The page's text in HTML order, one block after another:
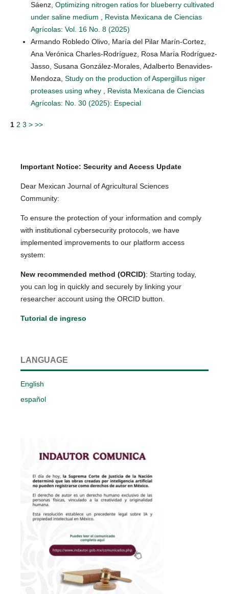
Sáenz, Optimizing nitrogen ratios for blueberry cultivated
under saline medium
Revista Mexicana de Ciencias
Agrícolas: Vol. 16 No. 8 (2025)
Armando Robledo Olivo, María del Pilar Marín-Cortez,
Ana Verónica Charles-Rodríguez, Rosa María Rodríguez-
Jasso, Susana González-Morales, Adalberto Benavides-
Mendoza, Study on the production of Aspergillus niger
proteases using whey
Revista Mexicana de Ciencias
Agrícolas: No. 30 (2025): Especial
1 2 3 > >>
Important Notice: Security and Access Update
Dear Mexican Journal of Agricultural Sciences
Community:
To ensure the protection of your information and comply
with institutional cybersecurity protocols, we have
implemented improvements to our platform access
system:
New recommended method (ORCID): Starting today,
you can log in quickly and securely by linking your
researcher account using the ORCID button.
Tutorial de ingreso
LANGUAGE
English
español